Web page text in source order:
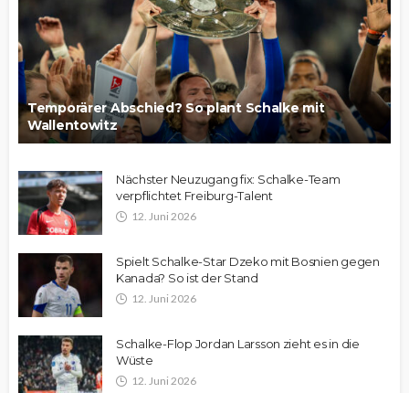
Temporärer Abschied? So plant Schalke mit
Wallentowitz
Nächster Neuzugang fix: Schalke-Team
verpflichtet Freiburg-Talent
12. Juni 2026
Spielt Schalke-Star Dzeko mit Bosnien gegen
Kanada? So ist der Stand
12. Juni 2026
Schalke-Flop Jordan Larsson zieht es in die
Wüste
12. Juni 2026